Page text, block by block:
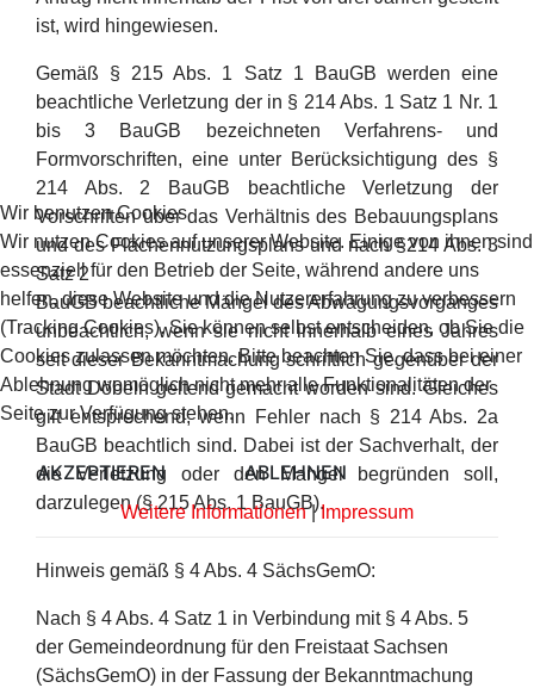
ist, wird hingewiesen.
Gemäß § 215 Abs. 1 Satz 1 BauGB werden eine
beachtliche Verletzung der in § 214 Abs. 1 Satz 1 Nr. 1
bis 3 BauGB bezeichneten Verfahrens- und
Formvorschriften, eine unter Berücksichtigung des §
214 Abs. 2 BauGB beachtliche Verletzung der
Vorschriften über das Verhältnis des Bebauungsplans
und des Flächennutzungsplans und nach §214 Abs. 3
Satz 2
BauGB beachtliche Mängel des Abwägungsvorganges
unbeachtlich, wenn sie nicht innerhalb eines Jahres
seit dieser Bekanntmachung schriftlich gegenüber der
Stadt Döbeln geltend gemacht worden sind. Gleiches
gilt entsprechend, wenn Fehler nach § 214 Abs. 2a
BauGB beachtlich sind. Dabei ist der Sachverhalt, der
die Verletzung oder den Mangel begründen soll,
darzulegen (§ 215 Abs. 1 BauGB).
Hinweis gemäß § 4 Abs. 4 SächsGemO:
Nach § 4 Abs. 4 Satz 1 in Verbindung mit § 4 Abs. 5
der Gemeindeordnung für den Freistaat Sachsen
(SächsGemO) in der Fassung der Bekanntmachung
Wir benutzen Cookies
Wir nutzen Cookies auf unserer Website. Einige von ihnen sind
essenziell für den Betrieb der Seite, während andere uns
helfen, diese Website und die Nutzererfahrung zu verbessern
(Tracking Cookies). Sie können selbst entscheiden, ob Sie die
Cookies zulassen möchten. Bitte beachten Sie, dass bei einer
Ablehnung womöglich nicht mehr alle Funktionalitäten der
Seite zur Verfügung stehen.
AKZEPTIEREN ABLEHNEN
Weitere Informationen|Impressum